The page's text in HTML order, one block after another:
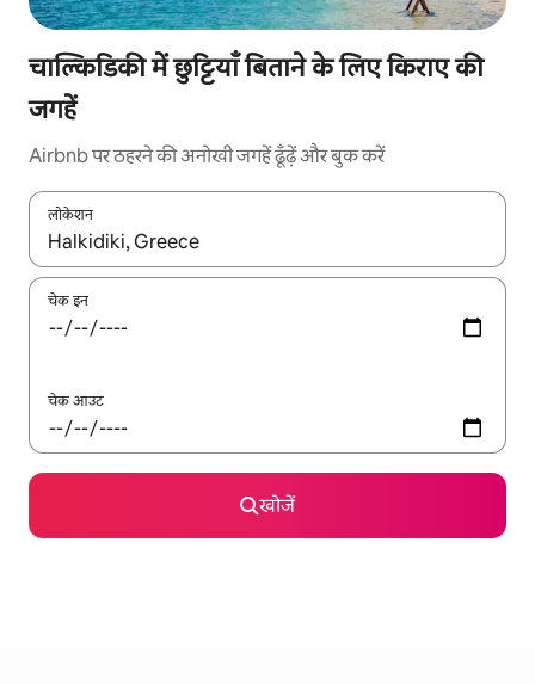
चाल्किडिकी में छुट्टियाँ बिताने के लिए किराए की
जगहें
Airbnb पर ठहरने की अनोखी जगहें ढूँढ़ें और बुक करें
लोकेशन
नतीजों के उपलब्ध होने पर, अप और डाउन 'ऐरो की' का इस्तेमाल करके नेविगेट
चेक इन
चेक आउट
खोजें